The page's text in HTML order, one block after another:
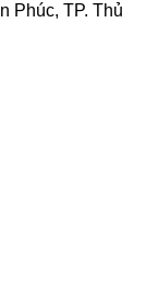
Phúc, TP. Thủ